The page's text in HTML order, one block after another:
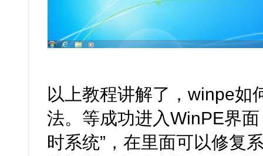
以上教程讲解了，winpe如
法。等成功进入WinPE界
时系统”，在里面可以修复